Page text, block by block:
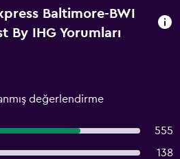
Baltimore-BWI
By IHG Yorumları
değerlendirme
555
138